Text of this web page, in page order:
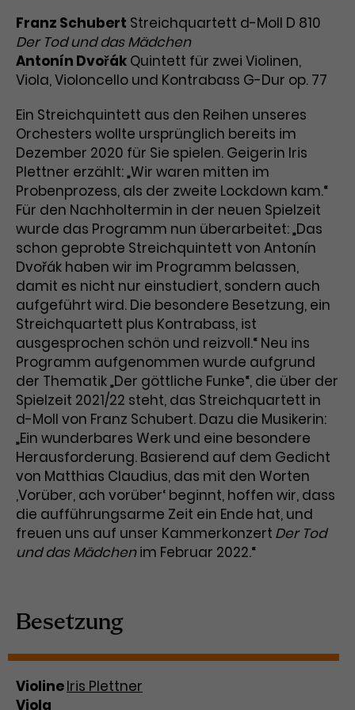
und es wird Zugang zu
geschützten Bereichen gewährt.
Name cookie_optin
Anbieter TYPO3
1 Monat
Zweck
Enthält die gewählten Tracking-
Optin-Einstellungen.
Laufzeit 2 Jahre
Zweck
Dieses Cookie wird von Google
Analytics installiert. Das Cookie
Besucher*innen-, Sitzungs- und
Kampagnendaten zu berechnen
und die Nutzung der Website für
den Analysebericht der Website zu
verfolgen. Die Cookies speichern
Informationen anonym und weisen
eine zufallsgenerierte Nummer zu,
um Besuche zu erkennen.
Name _gid
Anbieter Google Analytics
Laufzeit 1 Tag
Zweck
Dieses Cookie wird von Google
Analytics installiert. Das Cookie
wird verwendet, um Informationen
darüber zu speichern, wie
Besucher*innen eine Website
nutzen, und hilft bei der Erstellung
eines Analyseberichts über die
Performance der Website. Die
erhobenen Daten umfassen in
Seiten.
Name
Marketing
Diese Gruppe beinhaltet alle Scripte, die es uns
ermöglichen die Leistung unserer
Werbekampagnen zu analysieren und
Conversions zu messen. Außerdem helfen sie
uns dabei Werbeanzeigen und Inhalte besser auf
Name
_gcl_au
Anbieter Google Ads
Laufzeit 3 Monate
Zweck
Wird von Google verwendet, um
die Effizienz von Werbeanzeigen zu
messen und Conversions zu
speichern. Dieses Cookie hilft dabei
nachzuvollziehen, ob Nutzer über
Google-Anzeigen auf unsere
Website gelangt sind.
Name _gcl_aw
Anbieter Google Ads
Laufzeit 3 Monate
Zweck
Dieses Cookie speichert
Informationen zu Werbeklicks und
dient der Zuordnung von
Name _gcl_dc
Anbieter
Cookie-Informationen
Franz Schubert Streichquartett d-Moll D 810
Der Tod und das Mädchen
Antonín Dvořák Quintett für zwei Violinen,
Viola, Violoncello und Kontrabass G-Dur op. 77
Ein Streichquintett aus den Reihen unseres
Orchesters wollte ursprünglich bereits im
Dezember 2020 für Sie spielen. Geigerin Iris
Plettner erzählt: „Wir waren mitten im
Probenprozess, als der zweite Lockdown kam.“
Für den Nachholtermin in der neuen Spielzeit
wurde das Programm nun überarbeitet: „Das
schon geprobte Streichquintett von Antonín
Dvořák haben wir im Programm belassen,
damit es nicht nur einstudiert, sondern auch
aufgeführt wird. Die besondere Besetzung, ein
Streichquartett plus Kontrabass, ist
ausgesprochen schön und reizvoll.“ Neu ins
Programm aufgenommen wurde aufgrund
der Thematik „Der göttliche Funke“, die über der
Spielzeit 2021/22 steht, das Streichquartett in
d-Moll von Franz Schubert. Dazu die Musikerin:
„Ein wunderbares Werk und eine besondere
Herausforderung. Basierend auf dem Gedicht
von Matthias Claudius, das mit den Worten
‚Vorüber, ach vorüber‘ beginnt, hoffen wir, dass
die aufführungsarme Zeit ein Ende hat, und
freuen uns auf unser Kammerkonzert Der Tod
und das Mädchenim Februar 2022.“
Besetzung
ViolineIris Plettner
Viola